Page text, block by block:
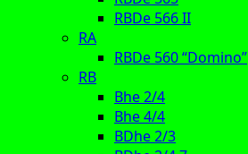
RBDe 566 II
RA
RBDe 560 “Domino”
RB
Bhe 2/4
Bhe 4/4
BDhe 2/3